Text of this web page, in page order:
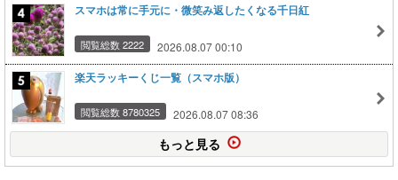
スマホは常に手元に・微笑み返したくなる千日紅
閲覧総数 2222 2026.08.07 00:10
楽天ラッキーくじ一覧（スマホ版）
閲覧総数 8780325 2026.08.07 08:36
もっと見る